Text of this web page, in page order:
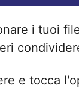
i tuoi
e tocca